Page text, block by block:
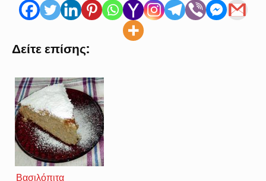
Δείτε επίσης:
Βασιλόπιτα